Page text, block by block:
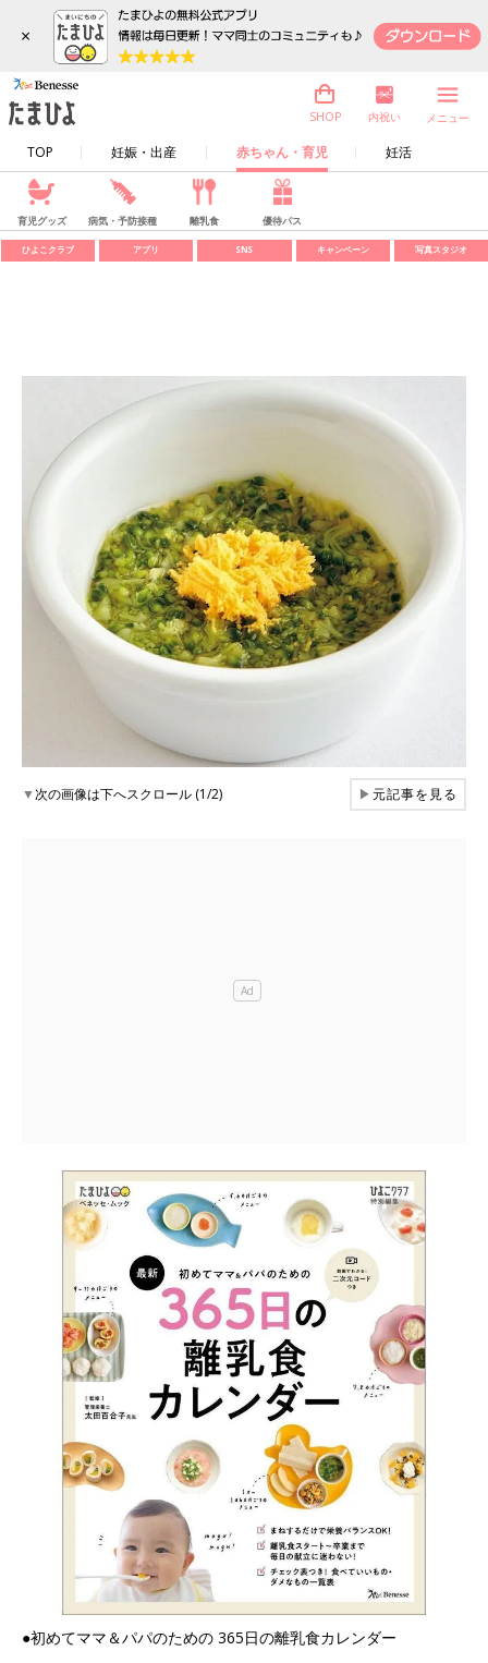
×
TOP 妊娠・出産 赤ちゃん・育児 妊活
SHOP 内祝い メニュー
育児グッズ 病気・予防接種 離乳食 優待パス
ひよこクラブ アプリ SNS キャンペーン 写真スタジオ
▼次の画像は下へスクロール (1/2) ▶元記事を見る
●初めてママ＆パパのための 365日の離乳食カレンダー